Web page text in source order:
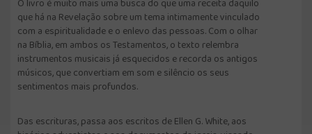
O livro é muito mais uma busca do que uma receita daquilo
que há na Revelação sobre um tema intimamente vinculado
com a espiritualidade e o enlevo das pessoas. Com o olhar
na Bíblia, em ambos os Testamentos, o texto relembra
instrumentos musicais já esquecidos e recorda os antigos
músicos, que convertiam em som e silêncio os seus
sentimentos mais profundos.
Das escrituras, passa aos escritos de Ellen G. White, aos